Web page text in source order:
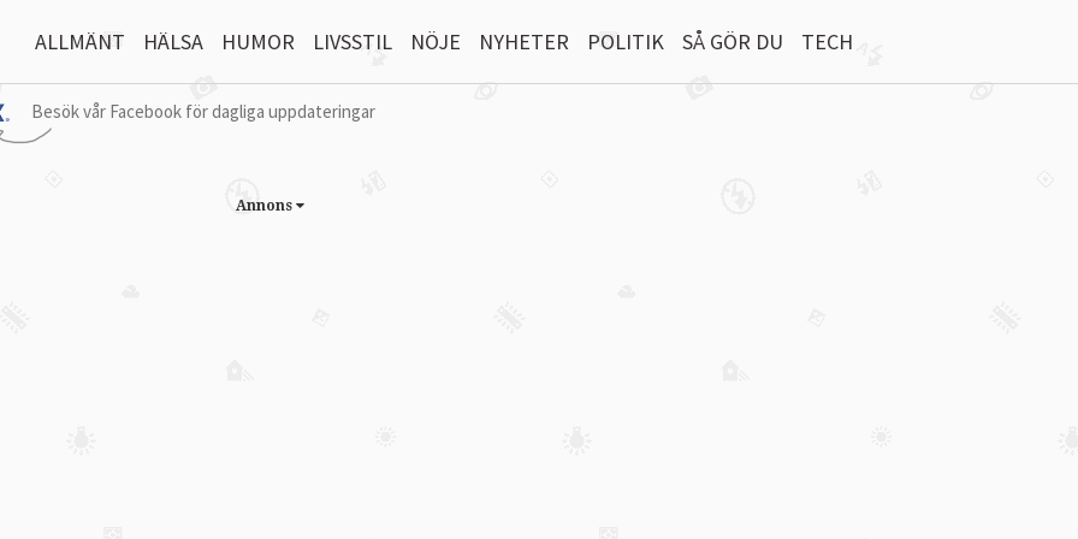
Besök vår Facebook för dagliga uppdateringar
ALLMÄNT HÄLSA HUMOR LIVSSTIL NÖJE NYHETER POLITIK SÅ GÖR DU TECH
Annons